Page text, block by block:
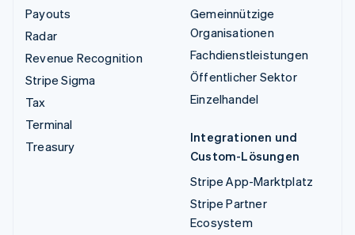
Payouts
Radar
Revenue Recognition
Stripe Sigma
Tax
Terminal
Treasury
Gemeinnützige
Organisationen
Fachdienstleistungen
Öffentlicher Sektor
Einzelhandel
Integrationen und
Custom-Lösungen
Stripe App-Marktplatz
Stripe Partner
Ecosystem